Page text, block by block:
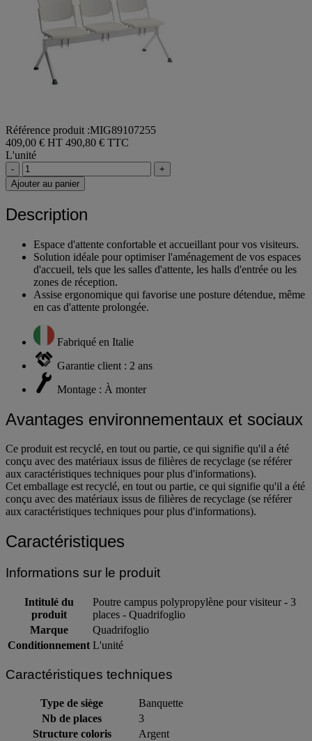
Référence produit :MIG89107255
409,00 € HT 490,80 € TTC
L'unité
-
+
Ajouter au panier
Description
Espace d'attente confortable et accueillant pour vos visiteurs.
Solution idéale pour optimiser l'aménagement de vos espaces
d'accueil, tels que les salles d'attente, les halls d'entrée ou les
zones de réception.
Assise ergonomique qui favorise une posture détendue, même
en cas d'attente prolongée.
Fabriqué en Italie
Garantie client : 2 ans
Montage : À monter
Avantages environnementaux et sociaux
Ce produit est recyclé, en tout ou partie, ce qui signifie qu'il a été
conçu avec des matériaux issus de filières de recyclage (se référer
aux caractéristiques techniques pour plus d'informations).
Cet emballage est recyclé, en tout ou partie, ce qui signifie qu'il a été
conçu avec des matériaux issus de filières de recyclage (se référer
aux caractéristiques techniques pour plus d'informations).
Caractéristiques
Informations sur le produit
Intitulé du
produit
Poutre campus polypropylène pour visiteur - 3
places - Quadrifoglio
Marque
Quadrifoglio
Conditionnement L'unité
Caractéristiques techniques
Type de siège
Banquette
Nb de places
3
Structure coloris
Argent